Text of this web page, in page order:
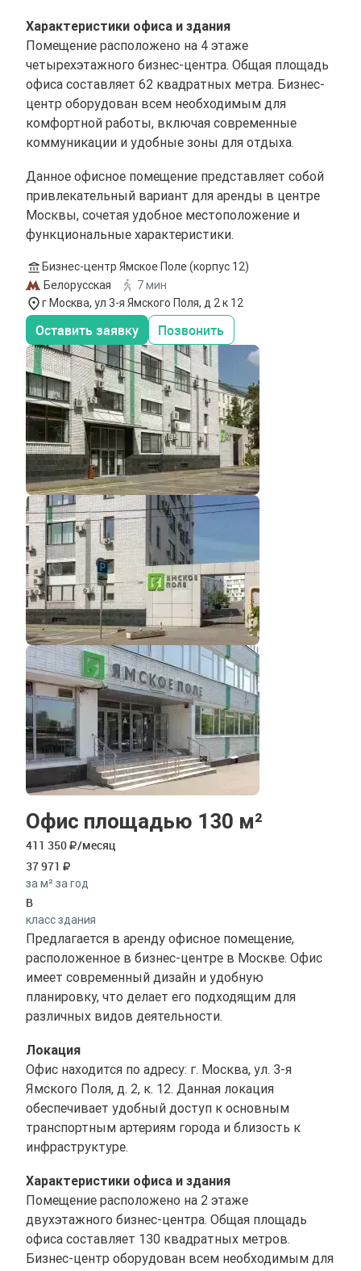
Характеристики офиса и здания
Помещение расположено на 4 этаже
четырехэтажного бизнес-центра. Общая площадь
офиса составляет 62 квадратных метра. Бизнес-
центр оборудован всем необходимым для
комфортной работы, включая современные
коммуникации и удобные зоны для отдыха.
Данное офисное помещение представляет собой
привлекательный вариант для аренды в центре
Москвы, сочетая удобное местоположение и
функциональные характеристики.
Бизнес-центр Ямское Поле (корпус 12)
Белорусская
7 мин
г Москва, ул 3-я Ямского Поля, д 2 к 12
Оставить заявку Позвонить
Офис площадью 130 м²
411 350
/месяц
37 971
за м² за год
B
класс здания
Предлагается в аренду офисное помещение,
расположенное в бизнес-центре в Москве. Офис
имеет современный дизайн и удобную
планировку, что делает его подходящим для
различных видов деятельности.
Локация
Офис находится по адресу: г. Москва, ул. 3-я
Ямского Поля, д. 2, к. 12. Данная локация
обеспечивает удобный доступ к основным
транспортным артериям города и близость к
инфраструктуре.
Характеристики офиса и здания
Помещение расположено на 2 этаже
двухэтажного бизнес-центра. Общая площадь
офиса составляет 130 квадратных метров.
Бизнес-центр оборудован всем необходимым для